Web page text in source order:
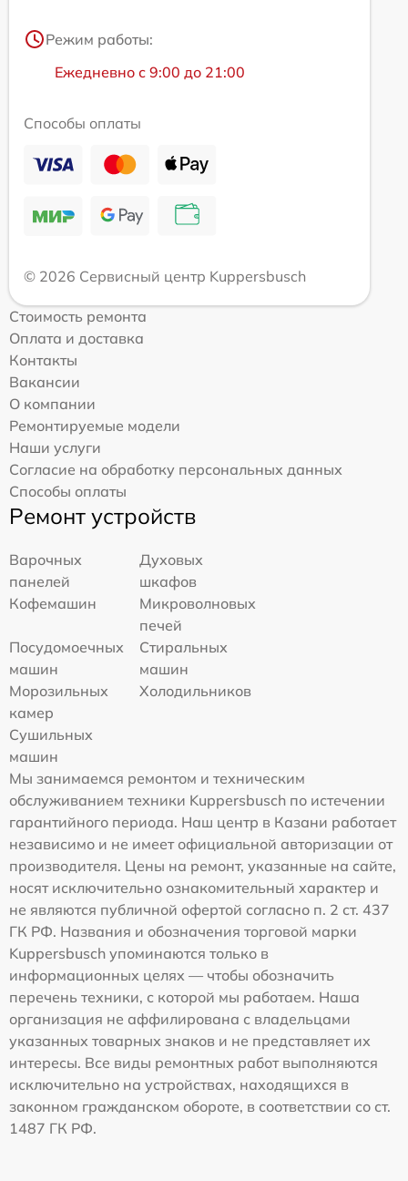
Режим работы:
Ежедневно с 9:00 до 21:00
Способы оплаты
© 2026 Сервисный центр Kuppersbusch
Стоимость ремонта
Оплата и доставка
Контакты
Вакансии
О компании
Ремонтируемые модели
Наши услуги
Согласие на обработку персональных данных
Способы оплаты
Ремонт устройств
Варочных
панелей
Духовых
шкафов
Кофемашин
Микроволновых
печей
Посудомоечных
машин
Стиральных
машин
Морозильных
камер
Холодильников
Сушильных
машин
Мы занимаемся ремонтом и техническим
обслуживанием техники Kuppersbusch по истечении
гарантийного периода. Наш центр в Казани работает
независимо и не имеет официальной авторизации от
производителя. Цены на ремонт, указанные на сайте,
носят исключительно ознакомительный характер и
не являются публичной офертой согласно п. 2 ст. 437
ГК РФ. Названия и обозначения торговой марки
Kuppersbusch упоминаются только в
информационных целях — чтобы обозначить
перечень техники, с которой мы работаем. Наша
организация не аффилирована с владельцами
указанных товарных знаков и не представляет их
интересы. Все виды ремонтных работ выполняются
исключительно на устройствах, находящихся в
законном гражданском обороте, в соответствии со ст.
1487 ГК РФ.